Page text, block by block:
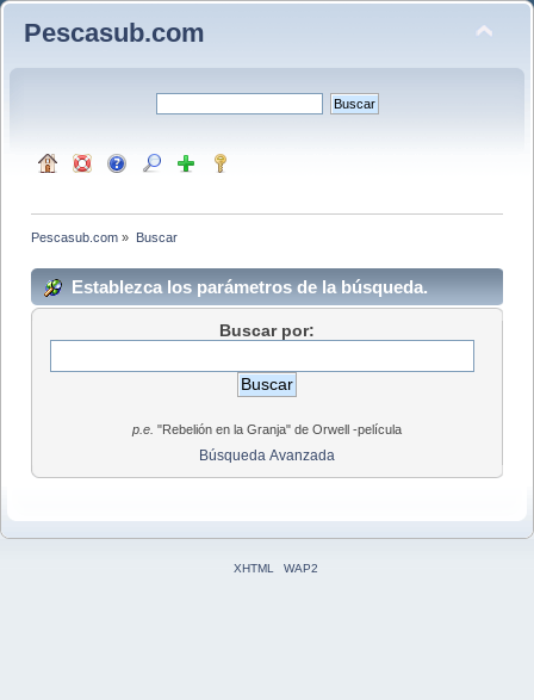
Pescasub.com
Pescasub.com » Buscar
Establezca los parámetros de la búsqueda.
Buscar por:
p.e. "Rebelión en la Granja" de Orwell -película
Búsqueda Avanzada
XHTML WAP2